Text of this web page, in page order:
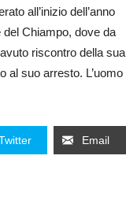
all’inizio dell’anno
Chiampo, dove da
riscontro della sua
al suo arresto. L’uomo
Email